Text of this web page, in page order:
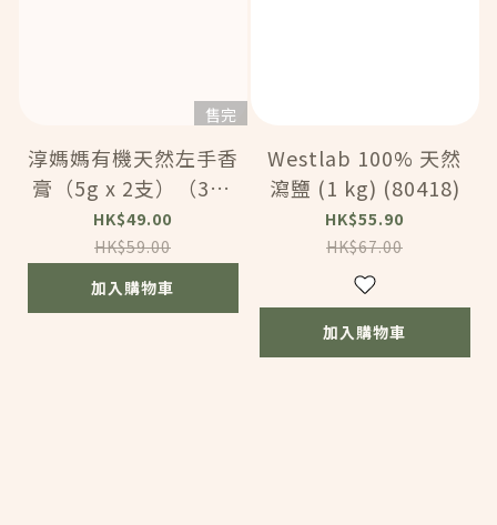
售完
淳媽媽有機天然左手香
膏（5g x 2支）（321
03）
HK$49.00
HK$59.00
加入購物車
Westlab 100% 天然
瀉鹽 (1 kg) (80418)
HK$55.90
HK$67.00
加入購物車